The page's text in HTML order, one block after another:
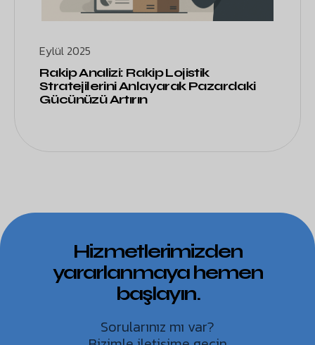
Eylül 2025
Rakip Analizi: Rakip Lojistik
Stratejilerini Anlayarak Pazardaki
Gücünüzü Artırın
Hizmetlerimizden
yararlanmaya hemen
başlayın.
Sorularınız mı var?